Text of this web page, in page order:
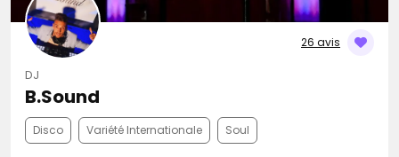
26 avis
DJ
B.Sound
Disco Variété Internationale Soul